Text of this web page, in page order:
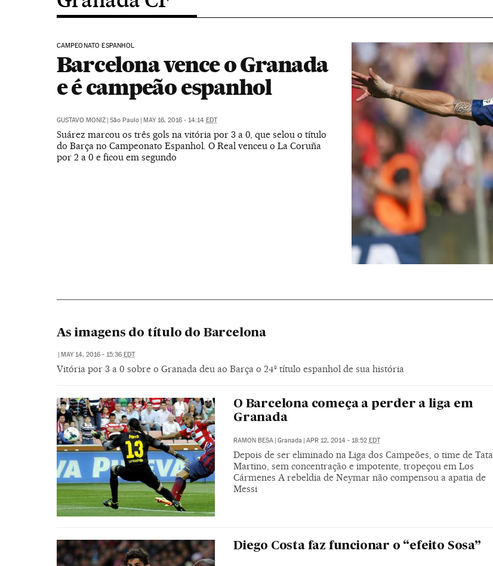
CAMPEONATO ESPANHOL
Barcelona vence o Granada
e é campeão espanhol
GUSTAVO MONIZ | São Paulo | MAY 16, 2016 - 14:14 EDT
Suárez marcou os três gols na vitória por 3 a 0, que selou o título
do Barça no Campeonato Espanhol. O Real venceu o La Coruña
por 2 a 0 e ficou em segundo
As imagens do título do Barcelona
| MAY 14, 2016 - 15:36 EDT
Vitória por 3 a 0 sobre o Granada deu ao Barça o 24º título espanhol de sua história
O Barcelona começa a perder a liga em
Granada
RAMON BESA | Granada | APR 12, 2014 - 18:52 EDT
Depois de ser eliminado na Liga dos Campeões, o time de Tata
Martino, sem concentração e impotente, tropeçou em Los
Cármenes A rebeldia de Neymar não compensou a apatia de
Messi
Diego Costa faz funcionar o “efeito Sosa”